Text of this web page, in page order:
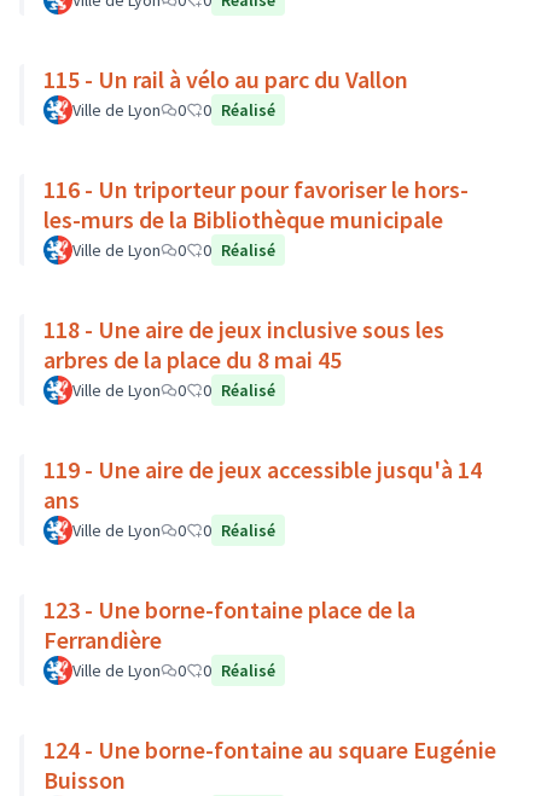
115 - Un rail à vélo au parc du Vallon
Ville de Lyon 0 0 Réalisé
116 - Un triporteur pour favoriser le hors-
les-murs de la Bibliothèque municipale
Ville de Lyon 0 0 Réalisé
118 - Une aire de jeux inclusive sous les
arbres de la place du 8 mai 45
Ville de Lyon 0 0 Réalisé
119 - Une aire de jeux accessible jusqu'à 14
ans
Ville de Lyon 0 0 Réalisé
123 - Une borne-fontaine place de la
Ferrandière
Ville de Lyon 0 0 Réalisé
124 - Une borne-fontaine au square Eugénie
Buisson